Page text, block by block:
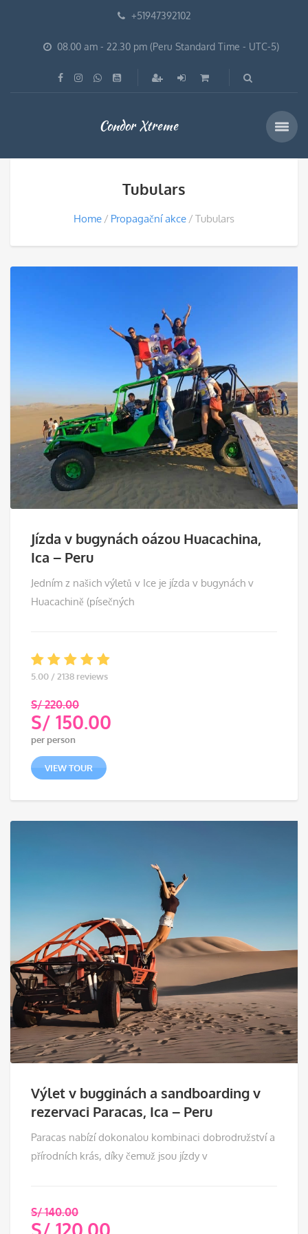
+51947392102
08.00 am - 22.30 pm (Peru Standard Time - UTC-5)
Condor Xtreme
Tubulars
Home Propagační akce Tubulars
Jízda v bugynách oázou Huacachina,
Ica – Peru
Jedním z našich výletů v Ice je jízda v bugynách v
Huacachině (písečných
5.00 / 2138 reviews
S/220.00
Původní
cena
byla:
S/ 220.00.
S/ 150.00
Aktuální
cena
je:
S/ 150.00.
per person
VIEW TOUR
Výlet v bugginách a sandboarding v
rezervaci Paracas, Ica – Peru
Paracas nabízí dokonalou kombinaci dobrodružství a
přírodních krás, díky čemuž jsou jízdy v
S/140.00
S/ 120.00